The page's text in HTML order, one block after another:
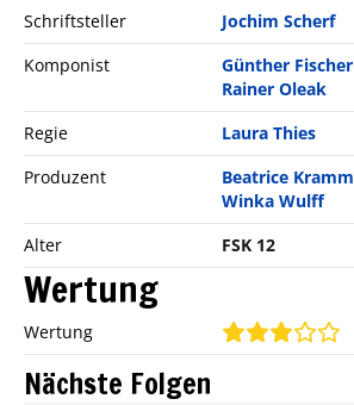
Schriftsteller
Jochim Scherf
Komponist
Günther Fischer
Rainer Oleak
Regie
Laura Thies
Produzent
Beatrice Kramm
Winka Wulff
Alter
FSK 12
Wertung
Wertung
Nächste Folgen